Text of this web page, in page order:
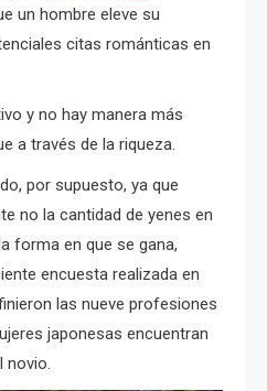
un hombre eleve su
citas románticas en
y no hay manera más
a través de la riqueza.
por supuesto, ya que
no la cantidad de yenes en
forma en que se gana,
encuesta realizada en
las nueve profesiones
japonesas encuentran
novio.